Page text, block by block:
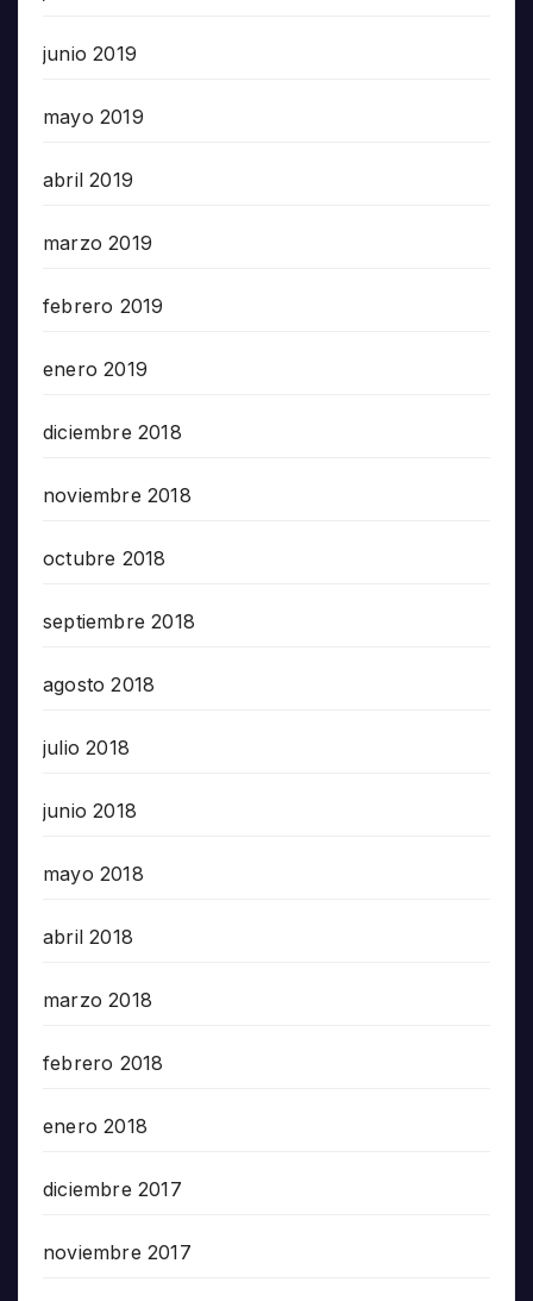
junio 2019
mayo 2019
abril 2019
marzo 2019
febrero 2019
enero 2019
diciembre 2018
noviembre 2018
octubre 2018
septiembre 2018
agosto 2018
julio 2018
junio 2018
mayo 2018
abril 2018
marzo 2018
febrero 2018
enero 2018
diciembre 2017
noviembre 2017